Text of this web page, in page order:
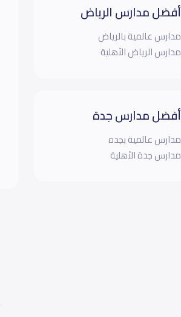
أفضل مدارس الرياض
مدارس عالمية بالرياض
مدارس الرياض الأهلية
أفضل مدارس جدة
مدارس عالمية بجده
مدارس جدة الأهلية